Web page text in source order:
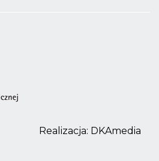
Realizacja: DKAmedia